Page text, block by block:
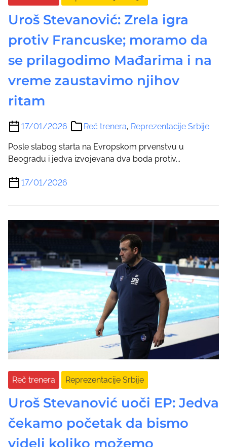
Uroš Stevanović: Zrela igra
protiv Francuske; moramo da
se prilagodimo Mađarima i na
vreme zaustavimo njihov
ritam
17/01/2026 Reč trenera, Reprezentacije Srbije
Posle slabog starta na Evropskom prvenstvu u
Beogradu i jedva izvojevana dva boda protiv...
17/01/2026
Reč trenera Reprezentacije Srbije
Uroš Stevanović uoči EP: Jedva
čekamo početak da bismo
videli koliko možemo